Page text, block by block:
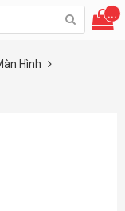
...
Hình